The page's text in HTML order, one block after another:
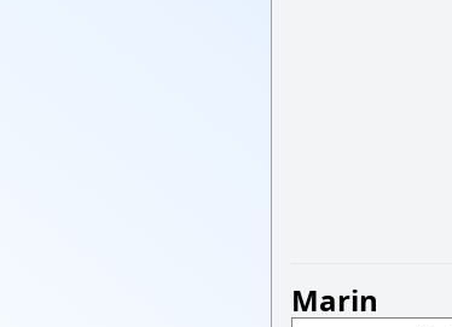
Marin